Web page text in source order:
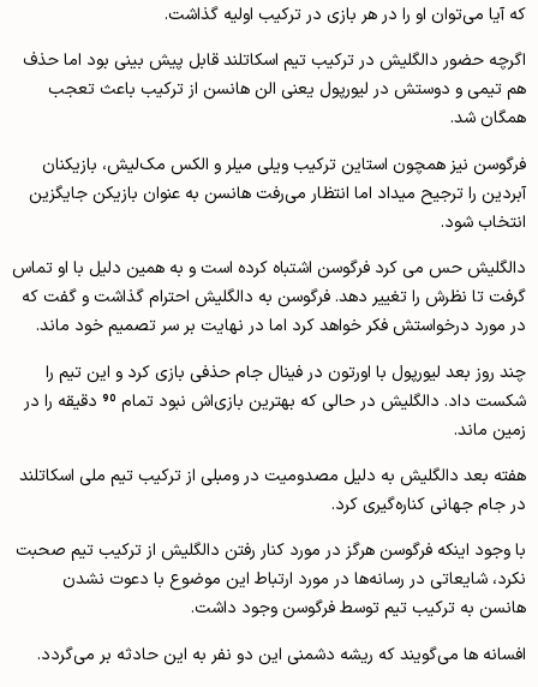
که آیا می‌توان او را در هر بازی در ترکیب اولیه گذاشت.
اگرچه حضور دالگلیش در ترکیب تیم اسکاتلند قابل پیش بینی بود اما حذف
هم تیمی و دوستش در لیورپول یعنی الن هانسن از ترکیب باعث تعجب
همگان شد.
فرگوسن نیز همچون استاین ترکیب ویلی میلر و الکس مک‌لیش، بازیکنان
آبردین را ترجیح میداد اما انتظار می‌رفت هانسن به عنوان بازیکن جایگزین
انتخاب شود.
دالگلیش حس می کرد فرگوسن اشتباه کرده است و به همین دلیل با او تماس
گرفت تا نظرش را تغییر دهد. فرگوسن به دالگلیش احترام گذاشت و گفت که
در مورد درخواستش فکر خواهد کرد اما در نهایت بر سر تصمیم خود ماند.
چند روز بعد لیورپول با اورتون در فینال جام حذفی بازی کرد و این تیم را
شکست داد. دالگلیش در حالی که بهترین بازی‌اش نبود تمام 90 دقیقه را در
زمین ماند.
هفته بعد دالگلیش به دلیل مصدومیت در ومبلی از ترکیب تیم ملی اسکاتلند
در جام جهانی کناره‌گیری کرد.
با وجود اینکه فرگوسن هرگز در مورد کنار رفتن دالگلیش از ترکیب تیم صحبت
نکرد، شایعاتی در رسانه‌ها در مورد ارتباط این موضوع با دعوت نشدن
هانسن به ترکیب تیم توسط فرگوسن وجود داشت.
افسانه ها می‌گویند که ریشه دشمنی این دو نفر به این حادثه بر می‌گردد.